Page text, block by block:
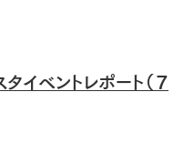
ベントレポート（７